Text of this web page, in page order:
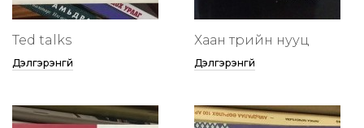
Ted talks
Дэлгэрэнгүй
Хаан төрийн нууц
Дэлгэрэнгүй